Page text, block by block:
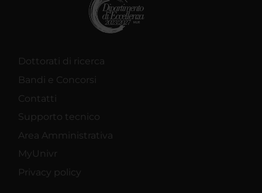
Dottorati di ricerca
Bandi e Concorsi
Contatti
Supporto tecnico
Area Amministrativa
MyUnivr
Privacy policy